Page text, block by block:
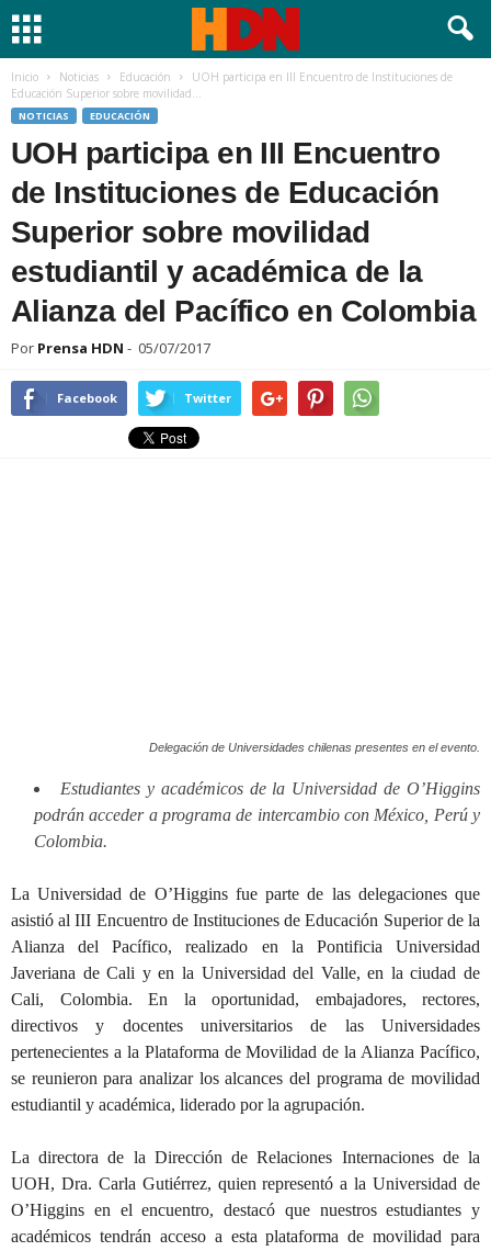
Inicio Noticias Educación
UOH participa en III Encuentro de Instituciones de
Educación Superior sobre movilidad...
NOTICIAS EDUCACIÓN
UOH participa en III Encuentro
de Instituciones de Educación
Superior sobre movilidad
estudiantil y académica de la
Alianza del Pacífico en Colombia
Por Prensa HDN - 05/07/2017
Facebook Twitter
Delegación de Universidades chilenas presentes en el evento.
Estudiantes y académicos de la Universidad de O’Higgins
podrán acceder a programa de intercambio con México, Perú y
Colombia.
La Universidad de O’Higgins fue parte de las delegaciones que
asistió al III Encuentro de Instituciones de Educación Superior de la
Alianza del Pacífico, realizado en la Pontificia Universidad
Javeriana de Cali y en la Universidad del Valle, en la ciudad de
Cali, Colombia. En la oportunidad, embajadores, rectores,
directivos y docentes universitarios de las Universidades
pertenecientes a la Plataforma de Movilidad de la Alianza Pacífico,
se reunieron para analizar los alcances del programa de movilidad
estudiantil y académica, liderado por la agrupación.
La directora de la Dirección de Relaciones Internaciones de la
UOH, Dra. Carla Gutiérrez, quien representó a la Universidad de
O’Higgins en el encuentro, destacó que nuestros estudiantes y
académicos tendrán acceso a esta plataforma de movilidad para